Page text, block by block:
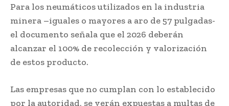
Para los neumáticos utilizados en la industria
minera –iguales o mayores a aro de 57 pulgadas-
el documento señala que el 2026 deberán
alcanzar el 100% de recolección y valorización
de estos producto.
Las empresas que no cumplan con lo establecido
por la autoridad, se verán expuestas a multas de